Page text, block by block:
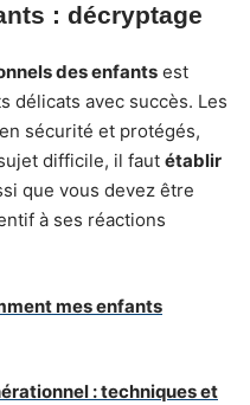
: décryptage
des enfants est
délicats avec succès. Les
sécurité et protégés,
difficile, il faut établir
que vous devez être
à ses réactions
mes enfants
: techniques et